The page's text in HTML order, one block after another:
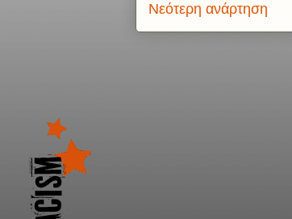
Νεότερη ανάρτηση